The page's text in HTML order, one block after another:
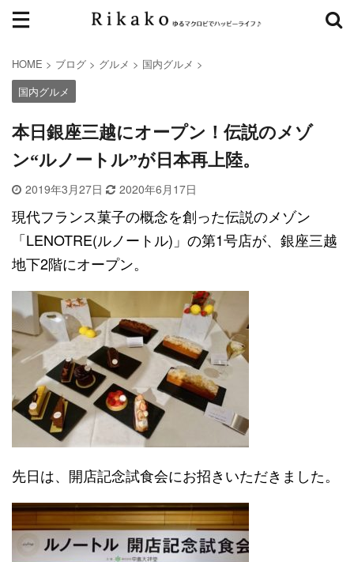
HOME > ブログ > グルメ > 国内グルメ >
国内グルメ
本日銀座三越にオープン！伝説のメゾ
ン“ルノートル”が日本再上陸。
2019年3月27日 2020年6月17日
現代フランス菓子の概念を創った伝説のメゾン
「LENOTRE(ルノートル)」の第1号店が、銀座三越
地下2階にオープン。
先日は、開店記念試食会にお招きいただきました。